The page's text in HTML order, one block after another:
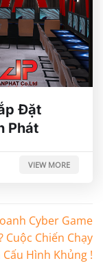
Đặt
Phát
VIEW MORE
Cyber Game
Cuộc Chiến Chạy
Hình Khủng !